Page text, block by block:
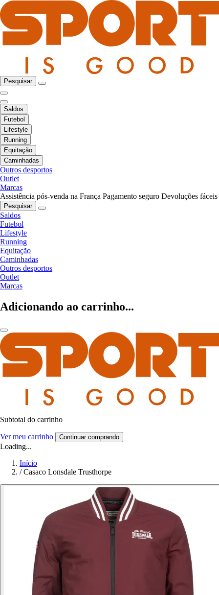
Pesquisar
Saldos
Futebol
Lifestyle
Running
Equitação
Caminhadas
Outros desportos
Outlet
Marcas
Assistência pós-venda na França Pagamento seguro Devoluções fáceis
Pesquisar
Saldos
Futebol
Lifestyle
Running
Equitação
Caminhadas
Outros desportos
Outlet
Marcas
Adicionando ao carrinho...
Subtotal do carrinho
Ver meu carrinho Continuar comprando
Loading...
Início
/ Casaco Lonsdale Trusthorpe